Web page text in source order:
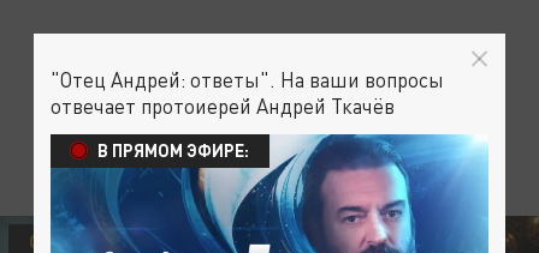
ОБЩЕСТВО
"Отец Андрей: ответы". На ваши вопросы
отвечает протоиерей Андрей Ткачёв
В ПРЯМОМ ЭФИРЕ: